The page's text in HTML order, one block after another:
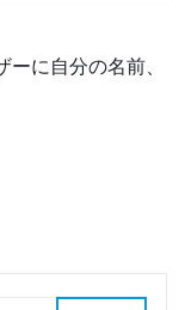
に自分の名前、